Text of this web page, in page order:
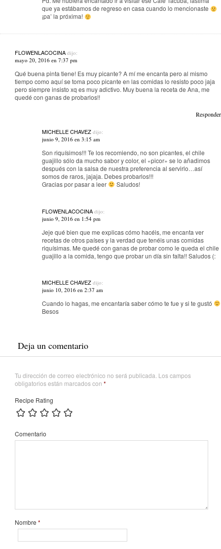
que ya estábamos de regreso en casa cuando lo mencionaste
¡pa’ la próxima!
FLOWENLACOCINA dijo:
mayo 20, 2016 en 7:37 pm
Qué buena pinta tiene! Es muy picante? A mí me encanta pero al mismo
tiempo como aquí se toma poco picante en las comidas lo resisto poco jaja
pero siempre insisto xq es muy adictivo. Muy buena la receta de Ana, me
quedé con ganas de probarlos!!
Responder
MICHELLE CHAVEZ dijo:
junio 9, 2016 en 3:15 am
Son riquísimos!!! Te los recomiendo, no son picantes, el chile
guajillo sólo da mucho sabor y color, el «picor» se lo añadimos
después con la salsa de nuestra preferencia al servirlo…así
somos de raros, jajaja. Debes probarlos!!!
Gracias por pasar a leer
Saludos!
FLOWENLACOCINA dijo:
junio 9, 2016 en 1:54 pm
Jeje qué bien que me explicas cómo hacéis, me encanta ver
recetas de otros países y la verdad que tenéis unas comidas
riquísimas. Me quedé con ganas de probar como le queda el chile
guajillo a la comida, tengo que probar un día sin falta!! Saludos (:
MICHELLE CHAVEZ dijo:
junio 10, 2016 en 2:37 am
Cuando lo hagas, me encantaría saber cómo te fue y si te gustó
Besos
Deja un comentario
Tu dirección de correo electrónico no será publicada. Los campos
obligatorios están marcados con *
Recipe Rating
Comentario
Nombre *